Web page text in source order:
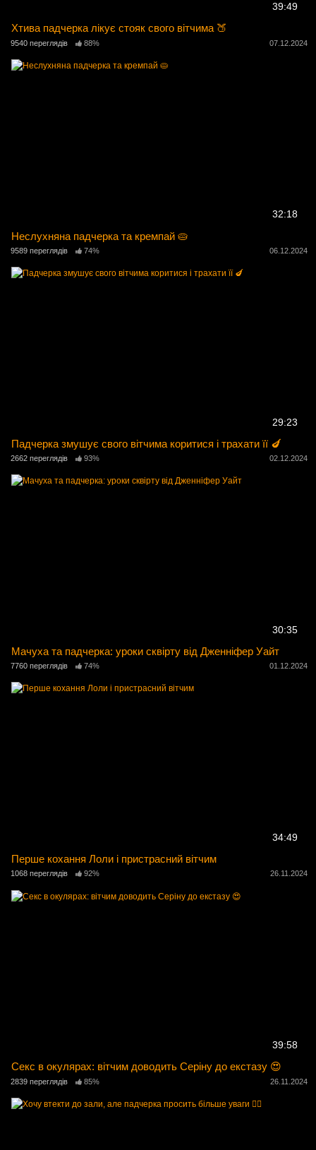
39:49
Хтива падчерка лікує стояк свого вітчима 🍑
9540 переглядів 88% 07.12.2024
32:18
Неслухняна падчерка та кремпай 🥧
9589 переглядів 74% 06.12.2024
29:23
Падчерка змушує свого вітчима коритися і трахати її 🍆
2662 переглядів 93% 02.12.2024
30:35
Мачуха та падчерка: уроки сквірту від Дженніфер Уайт
7760 переглядів 74% 01.12.2024
34:49
Перше кохання Лоли і пристрасний вітчим
1068 переглядів 92% 26.11.2024
39:58
Секс в окулярах: вітчим доводить Серіну до екстазу 😍
2839 переглядів 85% 26.11.2024